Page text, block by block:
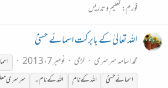
فورم:تعلیم و تدریس
اللہ تعالیٰ کے بابرکت اسمائے حسنیٰ
محمد اسامہ سَرسَری لڑی نومبر 7، 2013
اسمائے حسنیٰ
اللہ کے نام اللہ کے نام۔ سرسری